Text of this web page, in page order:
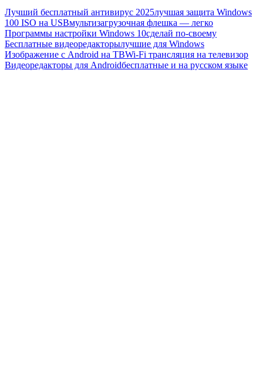
Лучший бесплатный антивирус 2025лучшая защита Windows
100 ISO на USBмультизагрузочная флешка — легко
Программы настройки Windows 10сделай по-своему
Бесплатные видеоредакторылучшие для Windows
Изображение с Android на ТВWi-Fi трансляция на телевизор
Видеоредакторы для Androidбесплатные и на русском языке